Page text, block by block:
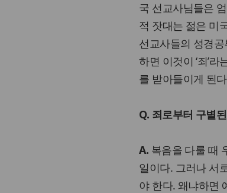
국 선교사님들은
적 잣대는 젊은 미
선교사들의 성경
하면 이것이 ‘죄’
를 받아들이게 된
Q. 죄로부터 구별
A. 복음을 다룰 때
일이다. 그러나 서
야 한다. 왜냐하면